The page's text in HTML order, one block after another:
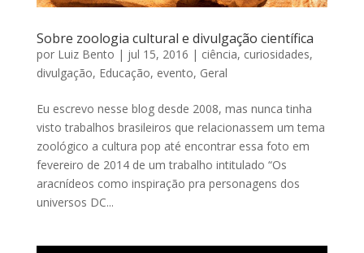
Sobre zoologia cultural e divulgação científica
por Luiz Bento | jul 15, 2016 | ciência, curiosidades,
divulgação, Educação, evento, Geral
Eu escrevo nesse blog desde 2008, mas nunca tinha
visto trabalhos brasileiros que relacionassem um tema
zoológico a cultura pop até encontrar essa foto em
fevereiro de 2014 de um trabalho intitulado “Os
aracnídeos como inspiração pra personagens dos
universos DC...